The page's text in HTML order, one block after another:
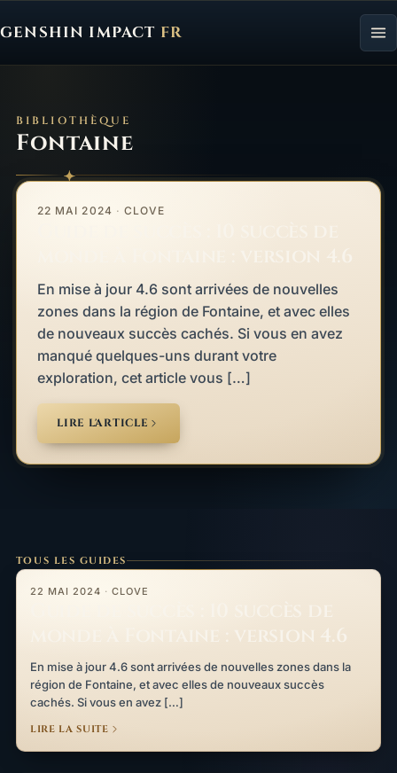
GENSHIN IMPACT FR
Genshin Impact FR, retour à l'accueil
BIBLIOTHÈQUE
Fontaine
22 MAI 2024 · CLOVE
En mise à jour 4.6 sont arrivées de nouvelles
zones dans la région de Fontaine, et avec elles
de nouveaux succès cachés. Si vous en avez
manqué quelques-uns durant votre
exploration, cet article vous […]
LIRE L'ARTICLE
Guide de succès : 10 succès de monde à Fontaine : version 4.6
TOUS LES GUIDES
22 MAI 2024 · CLOVE
monde à Fontaine : version 4.6
En mise à jour 4.6 sont arrivées de nouvelles zones dans la
région de Fontaine, et avec elles de nouveaux succès
cachés. Si vous en avez […]
LIRE LA SUITE
Guide de succès : 10 succès de monde à Fontaine : version 4.6